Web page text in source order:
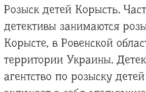
Розыск детей Корысть.
детективы занимаются
Корысте, в Ровенской
территории Украины.
агентство по розыску